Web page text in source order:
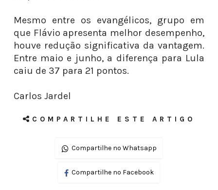
Mesmo entre os evangélicos, grupo em
que Flávio apresenta melhor desempenho,
houve redução significativa da vantagem.
Entre maio e junho, a diferença para Lula
caiu de 37 para 21 pontos.
Carlos Jardel
COMPARTILHE ESTE ARTIGO
Compartilhe no Whatsapp
Compartilhe no Facebook